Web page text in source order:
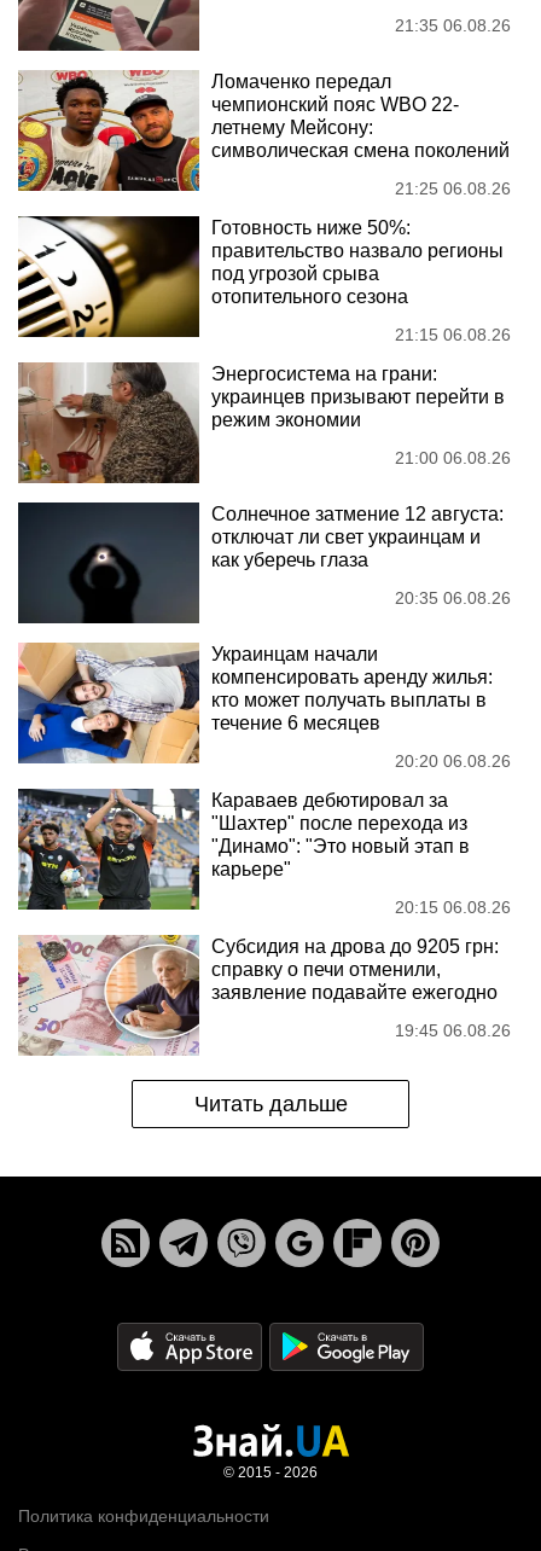
21:35 06.08.26
Ломаченко передал
чемпионский пояс WBO 22-
летнему Мейсону:
символическая смена поколений
21:25 06.08.26
Готовность ниже 50%:
правительство назвало регионы
под угрозой срыва
отопительного сезона
21:15 06.08.26
Энергосистема на грани:
украинцев призывают перейти в
режим экономии
21:00 06.08.26
Солнечное затмение 12 августа:
отключат ли свет украинцам и
как уберечь глаза
20:35 06.08.26
Украинцам начали
компенсировать аренду жилья:
кто может получать выплаты в
течение 6 месяцев
20:20 06.08.26
Караваев дебютировал за
"Шахтер" после перехода из
"Динамо": "Это новый этап в
карьере"
20:15 06.08.26
Субсидия на дрова до 9205 грн:
справку о печи отменили,
заявление подавайте ежегодно
19:45 06.08.26
Читать дальше
Политика конфиденциальности
© 2015 - 2026